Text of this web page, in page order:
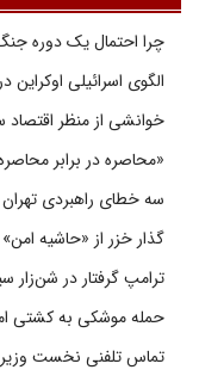
چرا احتمال یک دوره
الگوی اسرائیلی اوکراین
خوانشی از منظر اقتصاد
«محاصره در برابر
سه خطای راهبردی تهران
گذار خزر از «حاشیه
ترامپ گرفتار در شن‌زار
حمله موشکی به کشتی
تماس تلفنی نخست وزیر